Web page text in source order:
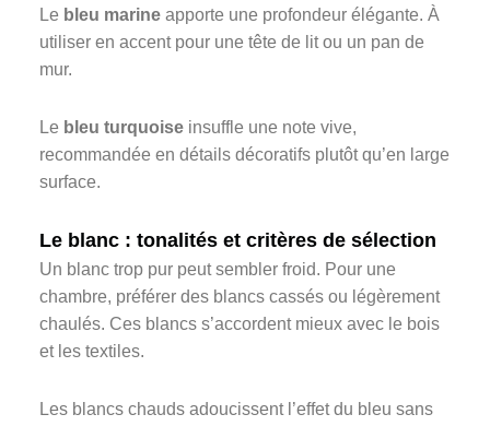
Le bleu marine apporte une profondeur élégante. À
utiliser en accent pour une tête de lit ou un pan de
mur.
Le bleu turquoise insuffle une note vive,
recommandée en détails décoratifs plutôt qu’en large
surface.
Le blanc : tonalités et critères de sélection
Un blanc trop pur peut sembler froid. Pour une
chambre, préférer des blancs cassés ou légèrement
chaulés. Ces blancs s’accordent mieux avec le bois
et les textiles.
Les blancs chauds adoucissent l’effet du bleu sans